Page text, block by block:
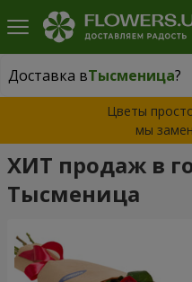
Доставка вТысменица?
Доставка вТысменица|
Цветы
мы
ХИТ продаж в
Тысменица